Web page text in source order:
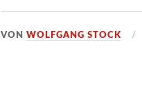
VONWOLFGANG STOCK